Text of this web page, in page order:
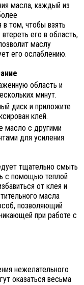
масла, каждый из
в том, чтобы взять
его в область,
маслу
его ослаблению.
область и
минут.
диск и приложите
клей.
масло с другими
для усиления
тщательно смыть
с помощью теплой
от клея и
масла
позволяющий
при работе с
нежелательного
оказаться весьма